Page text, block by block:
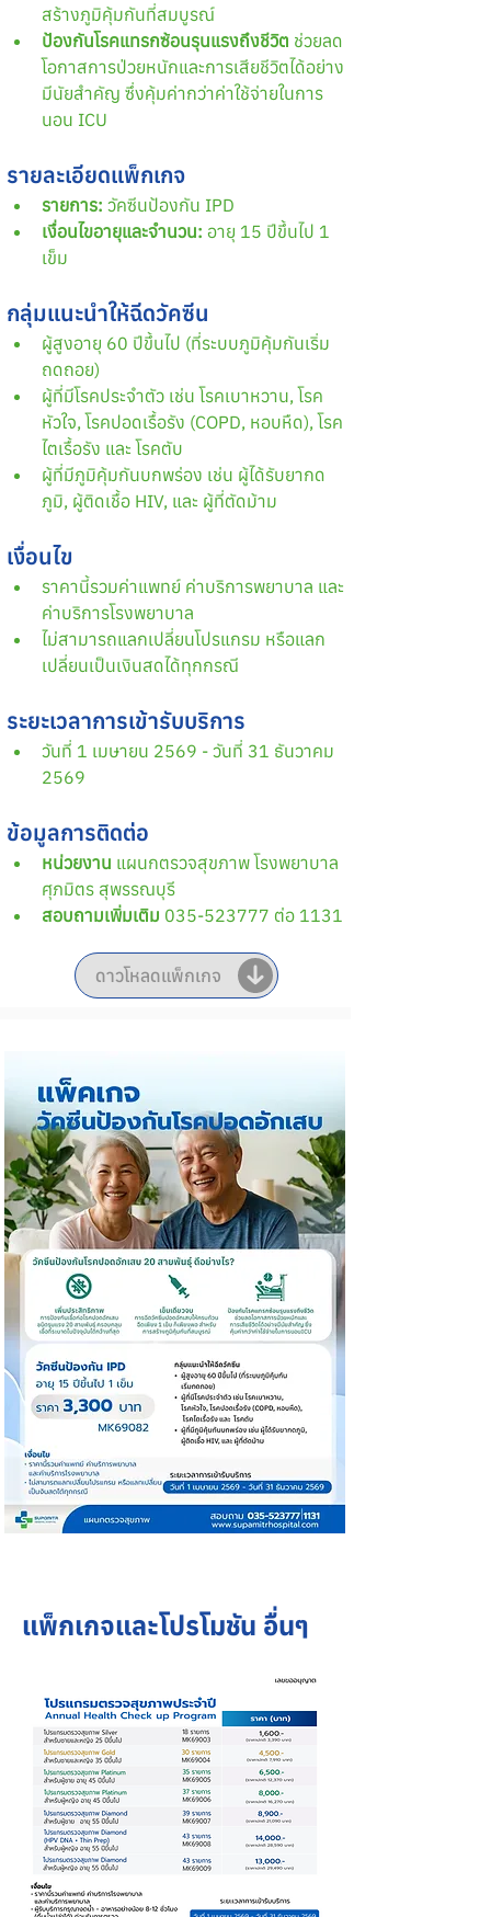
สร้างภูมิคุ้มกันที่สมบูรณ์
ป้องกันโรคแทรกซ้อนรุนแรงถึงชีวิต ช่วยลด
โอกาสการป่วยหนักและการเสียชีวิตได้อย่าง
มีนัยสำคัญ ซึ่งคุ้มค่ากว่าค่าใช้จ่ายในการ
นอน ICU
รายละเอียดแพ็กเกจ
รายการ: วัคซีนป้องกัน IPD
เงื่อนไขอายุและจำนวน: อายุ 15 ปีขึ้นไป 1
เข็ม
กลุ่มแนะนำให้ฉีดวัคซีน
ผู้สูงอายุ 60 ปีขึ้นไป (ที่ระบบภูมิคุ้มกันเริ่ม
ถดถอย)
ผู้ที่มีโรคประจำตัว เช่น โรคเบาหวาน, โรค
หัวใจ, โรคปอดเรื้อรัง (COPD, หอบหืด), โรค
ไตเรื้อรัง และ โรคตับ
ผู้ที่มีภูมิคุ้มกันบกพร่อง เช่น ผู้ได้รับยากด
ภูมิ, ผู้ติดเชื้อ HIV, และ ผู้ที่ตัดม้าม
เงื่อนไข
ราคานี้รวมค่าแพทย์ ค่าบริการพยาบาล และ
ค่าบริการโรงพยาบาล
ไม่สามารถแลกเปลี่ยนโปรแกรม หรือแลก
เปลี่ยนเป็นเงินสดได้ทุกกรณี
ระยะเวลาการเข้ารับบริการ
วันที่ 1 เมษายน 2569 - วันที่ 31 ธันวาคม
2569
ข้อมูลการติดต่อ
หน่วยงาน แผนกตรวจสุขภาพ โรงพยาบาล
ศุภมิตร สุพรรณบุรี
สอบถามเพิ่มเติม 035-523777 ต่อ 1131
ดาวโหลดแพ็กเกจ
แพ็กเกจและโปรโมชัน อื่นๆ